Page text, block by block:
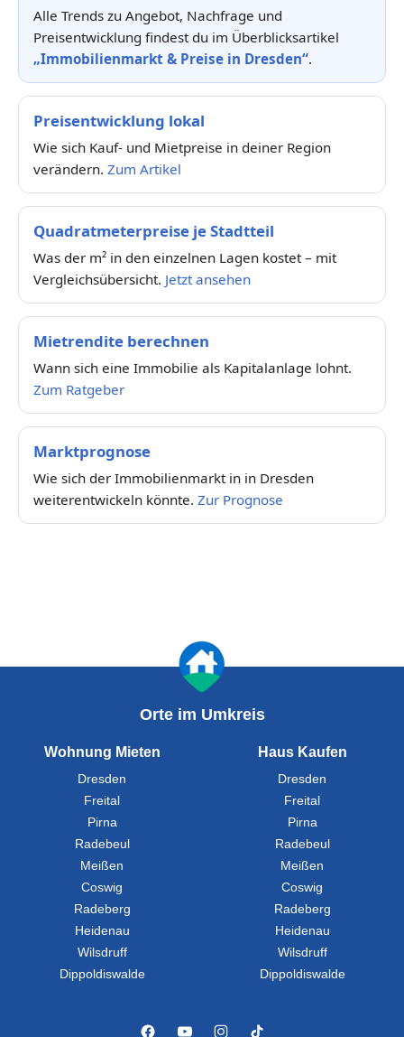
Alle Trends zu Angebot, Nachfrage und
Preisentwicklung findest du im Überblicksartikel
„Immobilienmarkt & Preise in Dresden“.
Preisentwicklung lokal
Wie sich Kauf- und Mietpreise in deiner Region
verändern. Zum Artikel
Quadratmeterpreise je Stadtteil
Was der m² in den einzelnen Lagen kostet – mit
Vergleichsübersicht. Jetzt ansehen
Mietrendite berechnen
Wann sich eine Immobilie als Kapitalanlage lohnt.
Zum Ratgeber
Marktprognose
Wie sich der Immobilienmarkt in in Dresden
weiterentwickeln könnte. Zur Prognose
Orte im Umkreis
Wohnung Mieten
Dresden
Freital
Pirna
Radebeul
Meißen
Coswig
Radeberg
Heidenau
Wilsdruff
Dippoldiswalde
Haus Kaufen
Dresden
Freital
Pirna
Radebeul
Meißen
Coswig
Radeberg
Heidenau
Wilsdruff
Dippoldiswalde